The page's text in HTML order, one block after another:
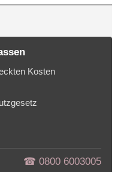
Kosten
☎︎ 0800 6003005